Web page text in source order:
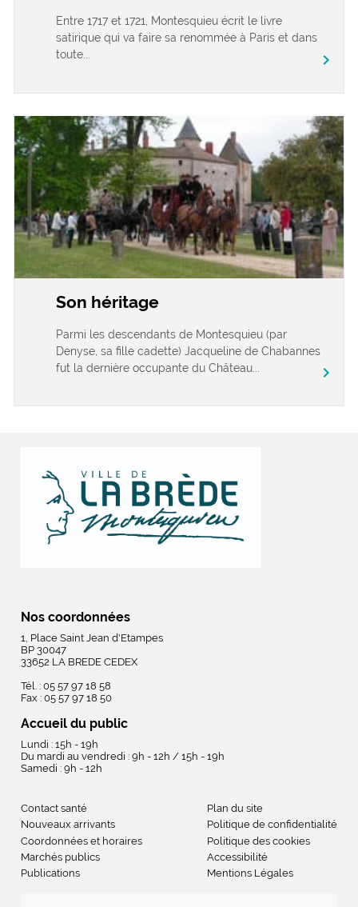
Entre 1717 et 1721, Montesquieu écrit le livre
satirique qui va faire sa renommée à Paris et dans
toute...
chevron_right
Son héritage
Parmi les descendants de Montesquieu (par
Denyse, sa fille cadette) Jacqueline de Chabannes
fut la dernière occupante du Château...
chevron_right
Nos coordonnées
1, Place Saint Jean d'Etampes
BP 30047
33652 LA BREDE CEDEX
Tél. : 05 57 97 18 58
Fax : 05 57 97 18 50
Accueil du public
Lundi : 15h - 19h
Du mardi au vendredi : 9h - 12h / 15h - 19h
Samedi : 9h - 12h
Contact santé
Nouveaux arrivants
Coordonnées et horaires
Marchés publics
Publications
Plan du site
Politique de confidentialité
Politique des cookies
Accessibilité
Mentions Légales